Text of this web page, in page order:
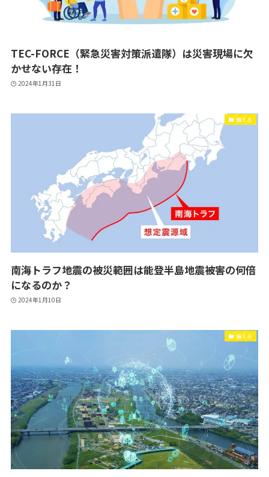
TEC-FORCE（緊急災害対策派遣隊）は災害現場に欠
かせない存在！
2024年1月31日
備える
南海トラフ地震の被災範囲は能登半島地震被害の何倍
になるのか？
2024年1月10日
備える